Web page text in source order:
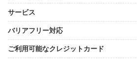
サービス
バリアフリー対応
ご利用可能なクレジットカード